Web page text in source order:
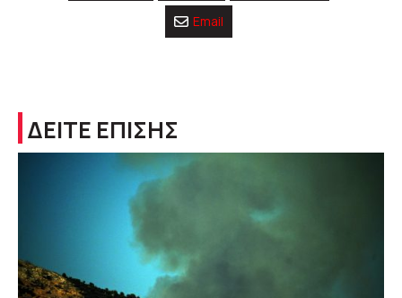
Email
ΔΕΙΤΕ ΕΠΙΣΗΣ